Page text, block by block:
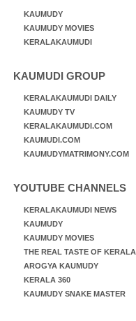
KAUMUDY
KAUMUDY MOVIES
KERALAKAUMUDI
KAUMUDI GROUP
KERALAKAUMUDI DAILY
KAUMUDY TV
KERALAKAUMUDI.COM
KAUMUDI.COM
KAUMUDYMATRIMONY.COM
YOUTUBE CHANNELS
KERALAKAUMUDI NEWS
KAUMUDY
KAUMUDY MOVIES
THE REAL TASTE OF KERALA
AROGYA KAUMUDY
KERALA 360
KAUMUDY SNAKE MASTER